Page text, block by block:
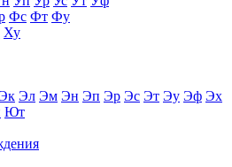
Фс Фт Фу
Ху
Эл Эм Эн Эп Эр Эс Эт Эу Эф Эх
Ют